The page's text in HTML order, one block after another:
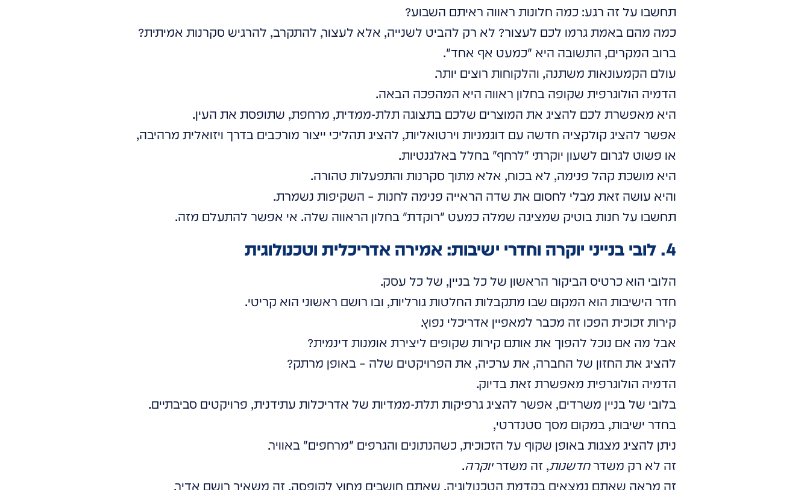
תחשבו על זה רגע: כמה חלונות ראווה ראיתם השבוע?
כמה מהם באמת גרמו לכם לעצור? לא רק להביט לשנייה, אלא לעצור, להתקרב, להרגיש סקרנות אמיתית?
ברוב המקרים, התשובה היא "כמעט אף אחד".
עולם הקמעונאות משתנה, והלקוחות רוצים יותר.
הדמיה הולוגרפית שקופה בחלון ראווה היא המהפכה הבאה.
היא מאפשרת לכם להציג את המוצרים שלכם בתצוגה תלת-ממדית, מרחפת, שתופסת את העין.
אפשר להציג קולקציה חדשה עם דוגמניות וירטואליות, להציג תהליכי ייצור מורכבים בדרך ויזואלית מרהיבה,
או פשוט לגרום לשעון יוקרתי "לרחף" בחלל באלגנטיות.
היא מושכת קהל פנימה, לא בכוח, אלא מתוך סקרנות והתפעלות טהורה.
והיא עושה זאת מבלי לחסום את שדה הראייה פנימה לחנות – השקיפות נשמרת.
תחשבו על חנות בוטיק שמציגה שמלה כמעט "רוקדת" בחלון הראווה שלה. אי אפשר להתעלם מזה.
4. לובי בנייני יוקרה וחדרי ישיבות: אמירה אדריכלית וטכנולוגית
הלובי הוא כרטיס הביקור הראשון של כל בניין, של כל עסק.
חדר הישיבות הוא המקום שבו מתקבלות החלטות גורליות, ובו רושם ראשוני הוא קריטי.
קירות זכוכית הפכו זה מכבר למאפיין אדריכלי נפוץ.
אבל מה אם נוכל להפוך את אותם קירות שקופים ליצירת אומנות דינמית?
להציג את החזון של החברה, את ערכיה, את הפרויקטים שלה – באופן מרתק?
הדמיה הולוגרפית מאפשרת זאת בדיוק.
בלובי של בניין משרדים, אפשר להציג גרפיקות תלת-ממדיות של אדריכלות עתידנית, פרויקטים סביבתיים.
בחדר ישיבות, במקום מסך סטנדרטי,
ניתן להציג מצגות באופן שקוף על הזכוכית, כשהנתונים והגרפים "מרחפים" באוויר.
זה לא רק משדרחדשנות, זה משדריוקרה.
זה מראה שאתם נמצאים בקדמת הטכנולוגיה, שאתם חושבים מחוץ לקופסה. זה משאיר רושם אדיר.